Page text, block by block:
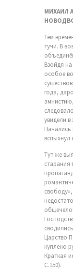
МИХАИЛ
Тем
тучи. В
Взойдя
особое
года,
увидели
Начались
вспыхнул
Тут же
старания
Царство
куплено
Краткая
С.150).